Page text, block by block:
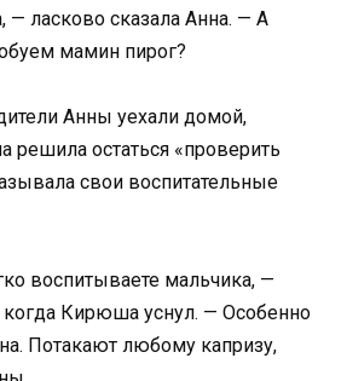
— ласково сказала Анна. — А
мамин пирог?
Анны уехали домой,
остаться «проверить
свои воспитательные
воспитываете мальчика, —
когда Кирюша уснул. — Особенно
Потакают любому капризу,